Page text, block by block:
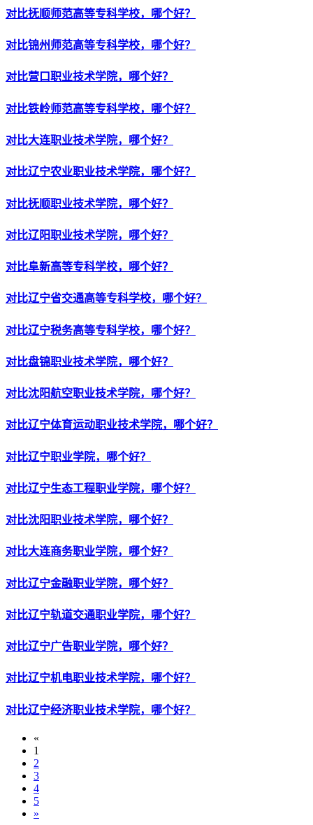
对比抚顺师范高等专科学校，哪个好？
对比锦州师范高等专科学校，哪个好？
对比营口职业技术学院，哪个好？
对比铁岭师范高等专科学校，哪个好？
对比大连职业技术学院，哪个好？
对比辽宁农业职业技术学院，哪个好？
对比抚顺职业技术学院，哪个好？
对比辽阳职业技术学院，哪个好？
对比阜新高等专科学校，哪个好？
对比辽宁省交通高等专科学校，哪个好？
对比辽宁税务高等专科学校，哪个好？
对比盘锦职业技术学院，哪个好？
对比沈阳航空职业技术学院，哪个好？
对比辽宁体育运动职业技术学院，哪个好？
对比辽宁职业学院，哪个好？
对比辽宁生态工程职业学院，哪个好？
对比沈阳职业技术学院，哪个好？
对比大连商务职业学院，哪个好？
对比辽宁金融职业学院，哪个好？
对比辽宁轨道交通职业学院，哪个好？
对比辽宁广告职业学院，哪个好？
对比辽宁机电职业技术学院，哪个好？
对比辽宁经济职业技术学院，哪个好？
«
1
2
3
4
5
»